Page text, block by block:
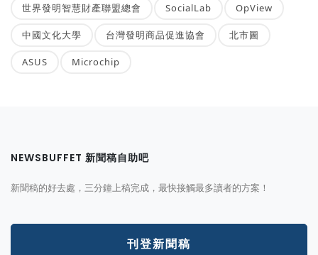
世界發明智慧財產聯盟總會 SocialLab OpView
中國文化大學 台灣發明商品促進協會 北市圖
ASUS Microchip
NEWSBUFFET 新聞稿自助吧
新聞稿的好去處，三分鐘上稿完成，最快接觸最多讀者的方案！
刊登新聞稿